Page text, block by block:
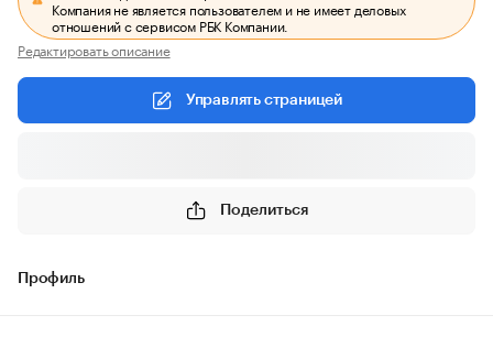
Компания не является пользователем и не имеет деловых
отношений с сервисом РБК Компании.
Редактировать описание
Управлять страницей
Поделиться
Профиль